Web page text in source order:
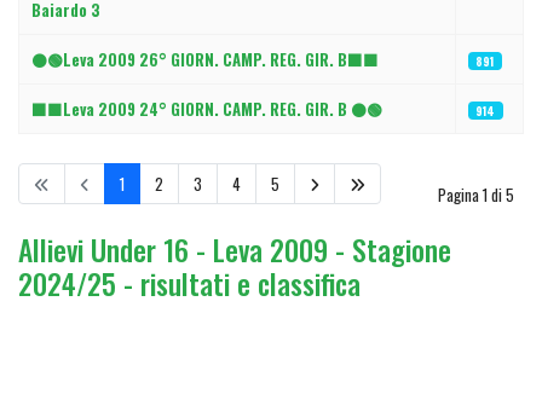
Baiardo 3
⚫🟢Leva 2009 26° GIORN. CAMP. REG. GIR. B⬛🟩 891
⬛🟩Leva 2009 24° GIORN. CAMP. REG. GIR. B ⚫🟢 914
Pagina 1 di 5
1 2 3 4 5
Allievi Under 16 - Leva 2009 - Stagione
2024/25 - risultati e classifica